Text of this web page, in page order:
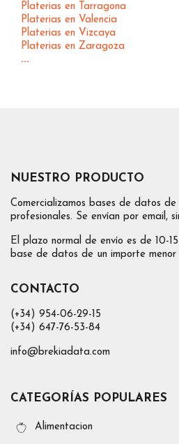
Platerias en Tarragona
Platerias en Valencia
Platerias en Vizcaya
Platerias en Zaragoza
...
NUESTRO PRODUCTO
Comercializamos bases de datos de
profesionales. Se envían por email,
El plazo normal de envío es de 10-
base de datos de un importe
CONTACTO
(+34) 954-06-29-15
(+34) 647-76-53-84
info@brekiadata.com
CATEGORÍAS POPULARES
Alimentacion